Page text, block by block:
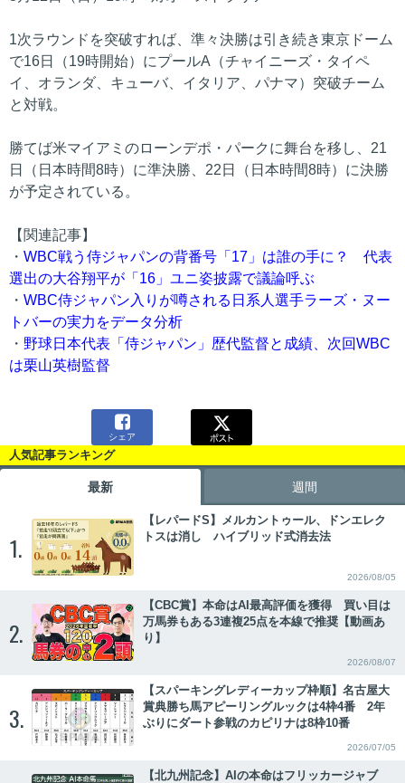
1次ラウンドを突破すれば、準々決勝は引き続き東京ドーム
で16日（19時開始）にプールA（チャイニーズ・タイペ
イ、オランダ、キューバ、イタリア、パナマ）突破チーム
と対戦。
勝てば米マイアミのローンデポ・パークに舞台を移し、21
日（日本時間8時）に準決勝、22日（日本時間8時）に決勝
が予定されている。
【関連記事】
・ WBC戦う侍ジャパンの背番号「17」は誰の手に？ 代表
選出の大谷翔平が「16」ユニ姿披露で議論呼ぶ
・ WBC侍ジャパン入りが噂される日系人選手ラーズ・ヌー
トバーの実力をデータ分析
・ 野球日本代表「侍ジャパン」歴代監督と成績、次回WBC
は栗山英樹監督

シェア
人気記事ランキング
最新 週間
1.
【レパードS】メルカントゥール、ドンエレク
トスは消し ハイブリッド式消去法
2026/08/05
2.
【CBC賞】本命はAI最高評価を獲得 買い目は
万馬券もある3連複25点を本線で推奨【動画あ
り】
2026/08/07
3.
【スパーキングレディーカップ枠順】名古屋大
賞典勝ち馬アピーリングルックは4枠4番 2年
ぶりにダート参戦のカピリナは8枠10番
2026/07/05
【北九州記念】AIの本命はフリッカージャブ